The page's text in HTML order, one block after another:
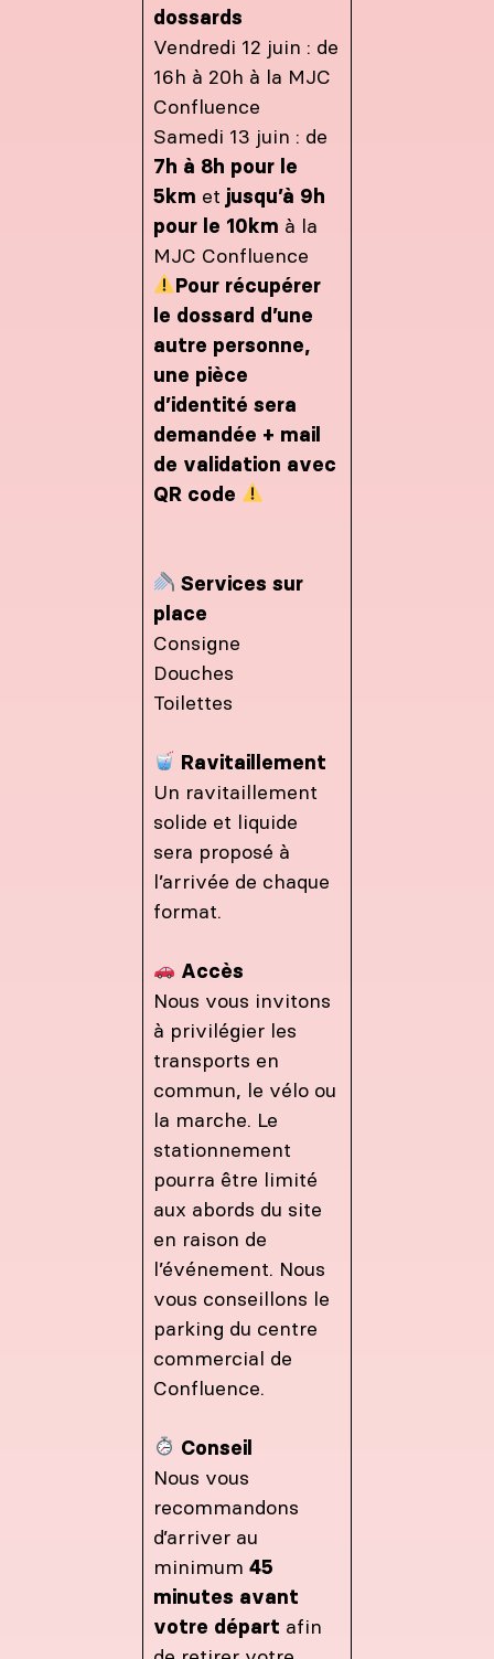
dossards
Vendredi 12 juin : de
16h à 20h à la MJC
Confluence
Samedi 13 juin : de
7h à 8h pour le
5km et jusqu’à 9h
pour le 10km à la
MJC Confluence
Pour récupérer
le dossard d’une
autre personne,
une pièce
d’identité sera
demandée + mail
de validation avec
QR code
Services sur
place
Consigne
Douches
Toilettes
Ravitaillement
Un ravitaillement
solide et liquide
sera proposé à
l’arrivée de chaque
format.
Accès
Nous vous invitons
à privilégier les
transports en
commun, le vélo ou
la marche. Le
stationnement
pourra être limité
aux abords du site
en raison de
l’événement. Nous
vous conseillons le
parking du centre
commercial de
Confluence.
Conseil
Nous vous
recommandons
d’arriver au
minimum 45
minutes avant
votre départ afin